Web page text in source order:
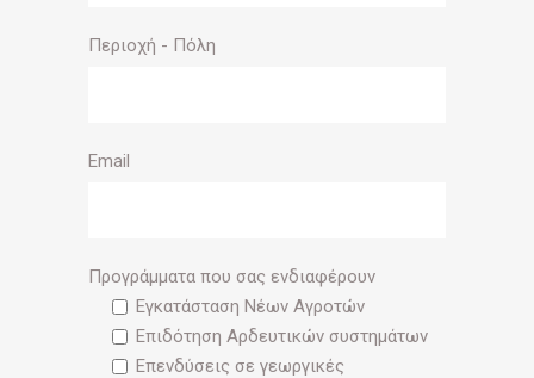
Περιοχή - Πόλη
Email
Προγράμματα που σας ενδιαφέρουν
Εγκατάσταση Νέων Αγροτών
Επιδότηση Αρδευτικών συστημάτων
Επενδύσεις σε γεωργικές